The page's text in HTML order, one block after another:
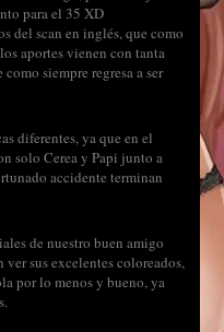
para el 35 XD
del scan en inglés, que como
aportes vienen con tanta
siempre regresa a ser
diferentes, ya que en el
solo Cerea y Papi junto a
accidente terminan
de nuestro buen amigo
sus excelentes coloreados,
por lo menos y bueno, ya